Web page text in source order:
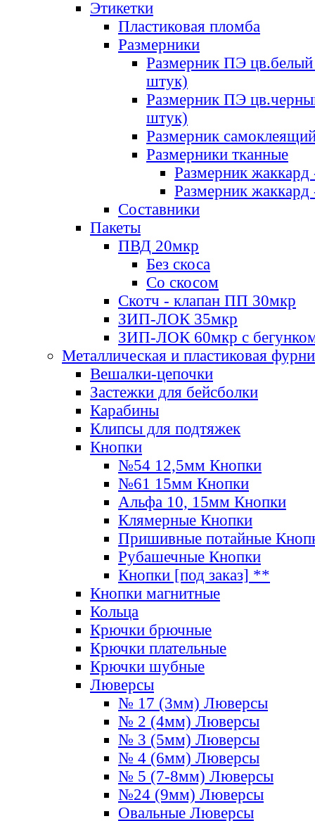
Этикетки
Пластиковая пломба
Размерники
Размерник ПЭ цв.белый
штук)
Размерник ПЭ
штук)
Размерник
Размерники тканные
Размерник
Размерник
Составники
Пакеты
ПВД 20мкр
Без скоса
Со скосом
Скотч - клапан ПП 30мкр
ЗИП-ЛОК 35мкр
ЗИП-ЛОК 60мкр с
Металлическая и пластиковая
Вешалки-цепочки
Застежки для бейсболки
Карабины
Клипсы для подтяжек
Кнопки
№54 12,5мм Кнопки
№61 15мм Кнопки
Альфа 10, 15мм Кнопки
Клямерные Кнопки
Пришивные потайные
Рубашечные Кнопки
Кнопки [под заказ] **
Кнопки магнитные
Кольца
Крючки брючные
Крючки плательные
Крючки шубные
Люверсы
№ 17 (3мм) Люверсы
№ 2 (4мм) Люверсы
№ 3 (5мм) Люверсы
№ 4 (6мм) Люверсы
№ 5 (7-8мм) Люверсы
№24 (9мм) Люверсы
Овальные Люверсы